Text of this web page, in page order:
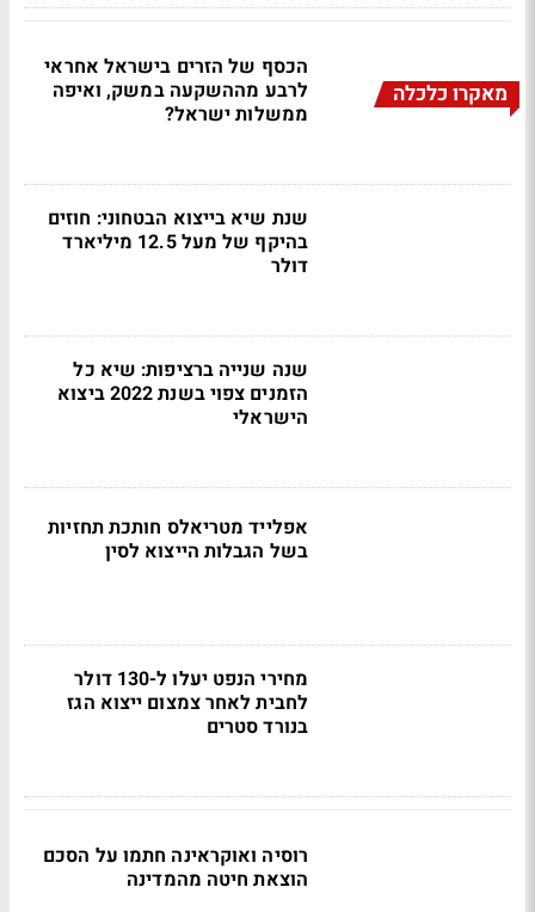
מאקרו כלכלה
הכסף של הזרים בישראל אחראי
לרבע מההשקעה במשק, ואיפה
ממשלות ישראל?
שנת שיא בייצוא הבטחוני: חוזים
בהיקף של מעל 12.5 מיליארד
דולר
שנה שנייה ברציפות: שיא כל
הזמנים צפוי בשנת 2022 ביצוא
הישראלי
אפלייד מטריאלס חותכת תחזיות
בשל הגבלות הייצוא לסין
מחירי הנפט יעלו ל-130 דולר
לחבית לאחר צמצום ייצוא הגז
בנורד סטרים
רוסיה ואוקראינה חתמו על הסכם
הוצאת חיטה מהמדינה